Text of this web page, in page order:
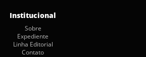
Institucional
Sobre
Expediente
Linha Editorial
Contato